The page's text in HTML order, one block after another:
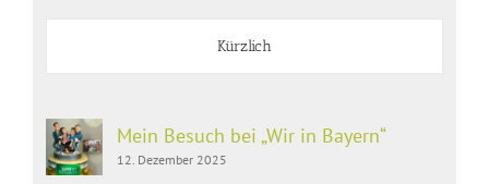
Kürzlich
Mein Besuch bei „Wir in Bayern“
12. Dezember 2025